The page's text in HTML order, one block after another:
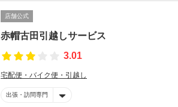
店舗公式
赤帽古田引越しサービス
3.01
宅配便・バイク便・引越し
出張・訪問専門